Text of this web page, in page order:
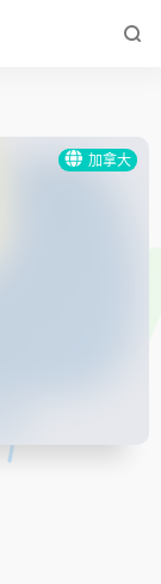
加拿大